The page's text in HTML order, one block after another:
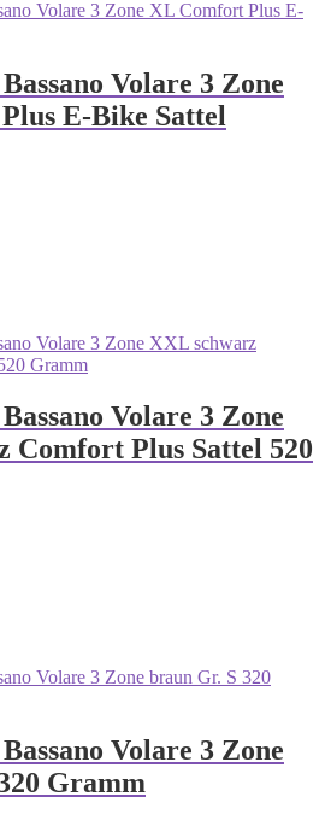
Volare 3 Zone
E-Bike Sattel
Volare 3 Zone
Comfort Plus Sattel 520
Volare 3 Zone
Gramm